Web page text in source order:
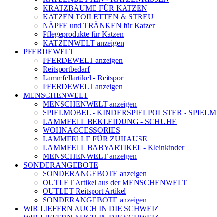
KRATZBÄUME FÜR KATZEN
KATZEN TOILETTEN & STREU
NÄPFE und TRÄNKEN für Katzen
Pflegeprodukte für Katzen
KATZENWELT anzeigen
PFERDEWELT
PFERDEWELT anzeigen
Reitsportbedarf
Lammfellartikel - Reitsport
PFERDEWELT anzeigen
MENSCHENWELT
MENSCHENWELT anzeigen
SPIELMÖBEL - KINDERSPIELPOLSTER -
LAMMFELL BEKLEIDUNG - SCHUHE
WOHNACCESSORIES
LAMMFELLE FÜR ZUHAUSE
LAMMFELL BABYARTIKEL - Kleinkinder
MENSCHENWELT anzeigen
SONDERANGEBOTE
SONDERANGEBOTE anzeigen
OUTLET Artikel aus der MENSCHENWELT
OUTLET Reitsport Artikel
SONDERANGEBOTE anzeigen
WIR LIEFERN AUCH IN DIE SCHWEIZ